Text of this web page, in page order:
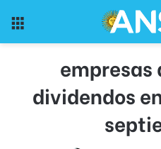
empresas
dividendos